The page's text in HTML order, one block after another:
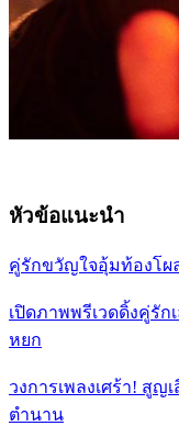
หัวข้อแนะนำ
คู่รักขวัญใจอุ้มท้องโผล่
เปิดภาพพรีเวดดิ้งคู่รัก
หยก
วงการเพลงเศร้า! สูญ
ตำนาน